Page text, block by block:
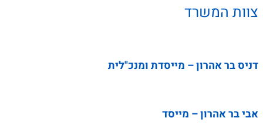
צוות המשרד
דניס בר אהרון – מייסדת ומנכ"לית
אבי בר אהרון – מייסד